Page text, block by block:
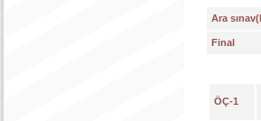
Ara
Final
ÖÇ-1